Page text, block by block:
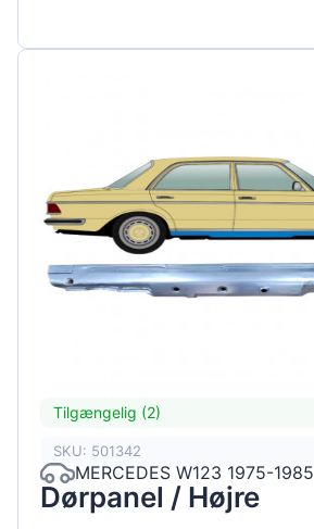
Tilgængelig (2)
SKU: 501342
MERCEDES W123 1975-1985
Dørpanel / Højre